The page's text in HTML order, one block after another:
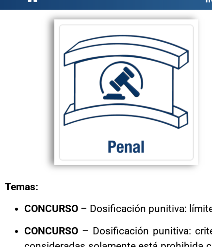
Temas:
CONCURSO – Dosificación punitiva:
CONCURSO – Dosificación punitiva: